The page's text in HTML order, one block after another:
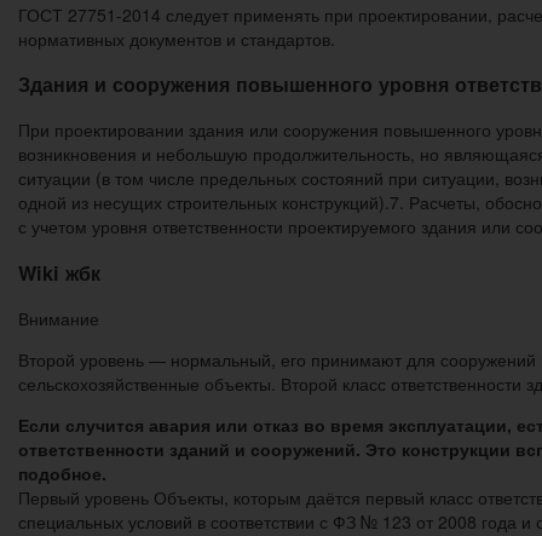
ГОСТ 27751-2014 следует применять при проектировании,
нормативных документов и стандартов.
Здания и сооружения повышенного уровня
При проектировании здания или сооружения повышенного
возникновения и небольшую продолжительность, но
ситуации (в том числе предельных состояний при ситуации,
одной из несущих строительных конструкций).7. Расчеты,
с учетом уровня ответственности проектируемого здания или
Wiki жбк
Внимание
Второй уровень — нормальный, его принимают для
сельскохозяйственные объекты. Второй класс ответственности
Если случится авария или отказ во время эксплуатации,
ответственности зданий и сооружений. Это конструкции
подобное.
Первый уровень Объекты, которым даётся первый класс
специальных условий в соответствии с ФЗ № 123 от 2008 года